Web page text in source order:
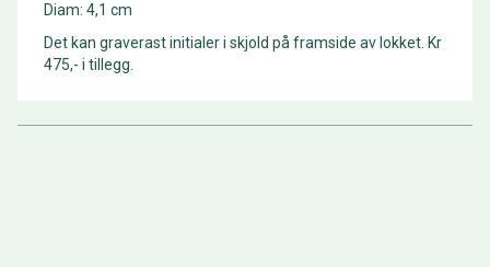
Diam: 4,1 cm
Det kan graverast initialer i skjold på framside av lokket. Kr
475,- i tillegg.